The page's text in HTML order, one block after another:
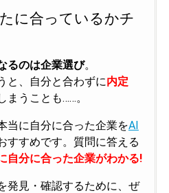
に合っているかチ
るのは企業選び。
と、自分と合わずに内定
まうことも……。
当に自分に合った企業をAI
すすめです。質問に答える
自分に合った企業がわかる!
発見・確認するために、ぜ